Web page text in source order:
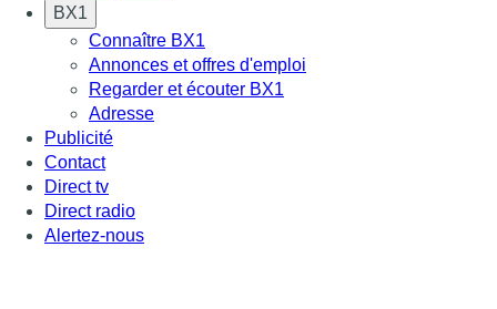
BX1
Connaître BX1
Annonces et offres d'emploi
Regarder et écouter BX1
Adresse
Publicité
Contact
Direct tv
Direct radio
Alertez-nous